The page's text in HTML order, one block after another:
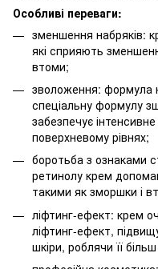
Особливі переваги:
зменшення набряків:
які сприяють
втоми;
зволоження: формула
спеціальну формулу
забезпечує
поверхневому рівнях;
боротьба з ознаками
ретинолу крем
такими як зморшки і
ліфтинг-ефект: крем
ліфтинг-ефект,
шкіри, роблячи її